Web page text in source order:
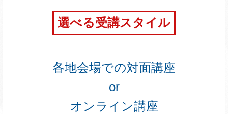
選べる受講スタイル
各地会場での対面講座
or
オンライン講座